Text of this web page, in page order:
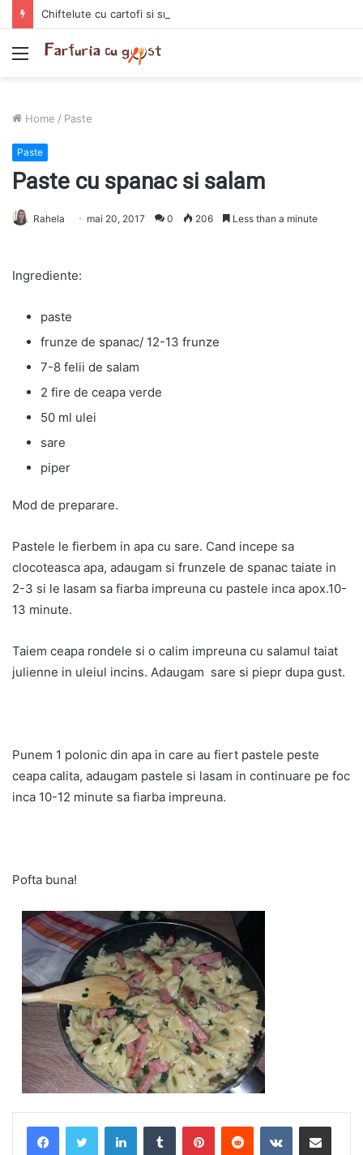
Chiftelute cu cartofi si smantana la cuptor
Menu
Home / Paste
Paste
Paste cu spanac si salam
Rahela mai 20, 2017 0 206 Less than a minute
Ingrediente:
paste
frunze de spanac/ 12-13 frunze
7-8 felii de salam
2 fire de ceapa verde
50 ml ulei
sare
piper
Mod de preparare.
Pastele le fierbem in apa cu sare. Cand incepe sa
clocoteasca apa, adaugam si frunzele de spanac taiate in
2-3 si le lasam sa fiarba impreuna cu pastele inca apox.10-
13 minute.
Taiem ceapa rondele si o calim impreuna cu salamul taiat
julienne in uleiul incins. Adaugam sare si piepr dupa gust.
Punem 1 polonic din apa in care au fiert pastele peste
ceapa calita, adaugam pastele si lasam in continuare pe foc
inca 10-12 minute sa fiarba impreuna.
Pofta buna!